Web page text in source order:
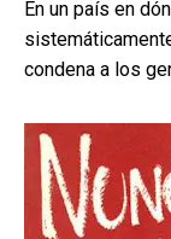
En un país en
condena a los